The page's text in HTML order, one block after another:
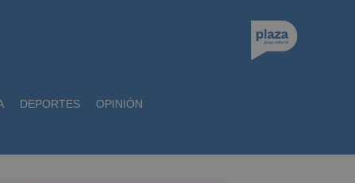
DEPORTES OPINIÓN